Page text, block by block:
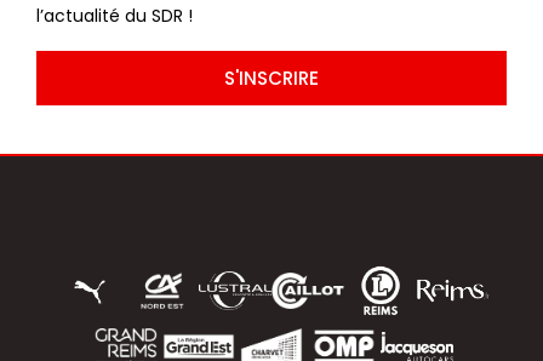
l’actualité du SDR !
S'INSCRIRE